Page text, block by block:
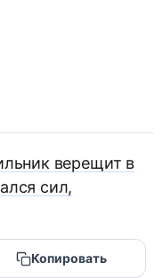
верещит в
сил,
Копировать